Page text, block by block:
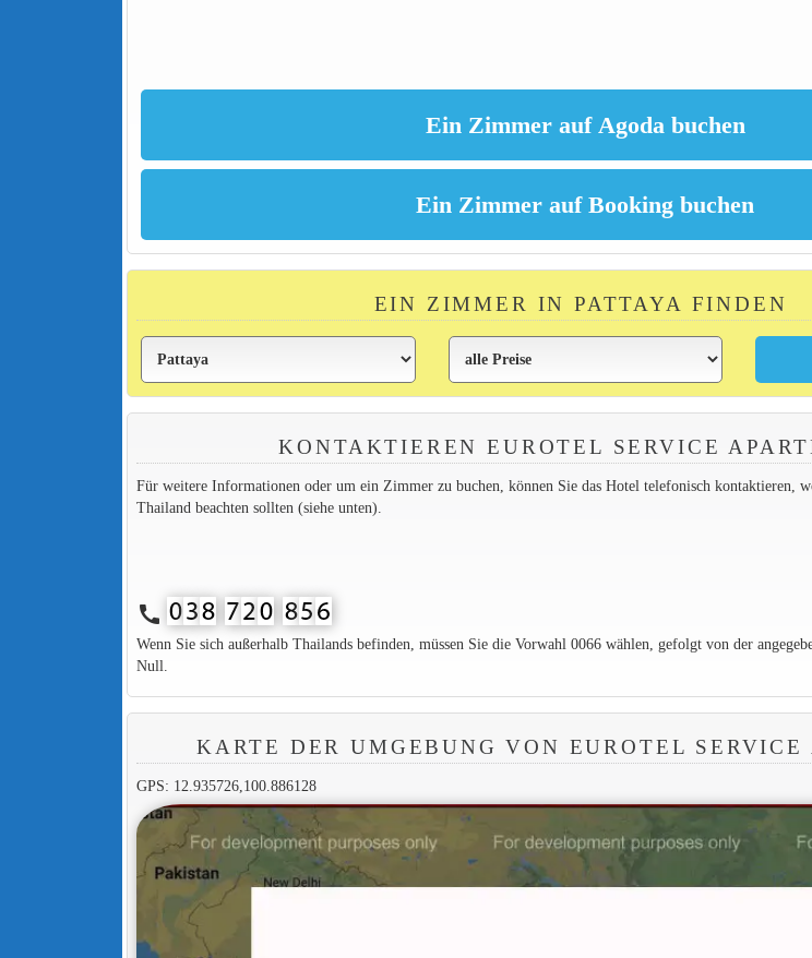
EIN ZIMMER IN PATTAYA FINDEN
KONTAKTIEREN EUROTEL SERVICE
Für weitere Informationen oder um ein Zimmer zu buchen, können Sie das Hotel telefonisch kontaktieren,
Thailand beachten sollten (siehe unten).
call
Wenn Sie sich außerhalb Thailands befinden, müssen Sie die Vorwahl 0066 wählen, gefolgt von der
Null.
KARTE DER UMGEBUNG VON EUROTEL SERVICE
GPS: 12.935726,100.886128